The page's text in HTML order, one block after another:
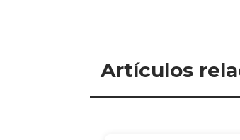
Artículos